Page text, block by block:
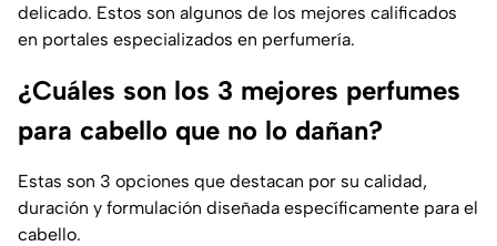
delicado. Estos son algunos de los mejores calificados
en portales especializados en perfumería.
¿Cuáles son los 3 mejores perfumes
para cabello que no lo dañan?
Estas son 3 opciones que destacan por su calidad,
duración y formulación diseñada específicamente para el
cabello.